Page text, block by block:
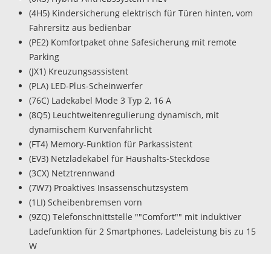
(4H5) Kindersicherung elektrisch für Türen hinten, vom
Fahrersitz aus bedienbar
(PE2) Komfortpaket ohne Safesicherung mit remote
Parking
(JX1) Kreuzungsassistent
(PLA) LED-Plus-Scheinwerfer
(76C) Ladekabel Mode 3 Typ 2, 16 A
(8Q5) Leuchtweitenregulierung dynamisch, mit
dynamischem Kurvenfahrlicht
(FT4) Memory-Funktion für Parkassistent
(EV3) Netzladekabel für Haushalts-Steckdose
(3CX) Netztrennwand
(7W7) Proaktives Insassenschutzsystem
(1LI) Scheibenbremsen vorn
(9ZQ) Telefonschnittstelle ""Comfort"" mit induktiver
Ladefunktion für 2 Smartphones, Ladeleistung bis zu 15
W